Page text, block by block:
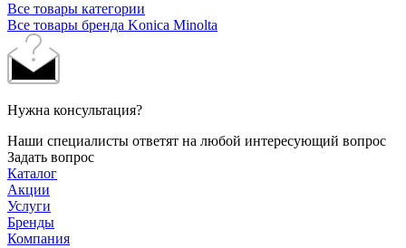
Все товары категории
Все товары бренда Konica Minolta
Нужна консультация?
Наши специалисты ответят на любой интересующий вопрос
Задать вопрос
Каталог
Акции
Услуги
Бренды
Компания